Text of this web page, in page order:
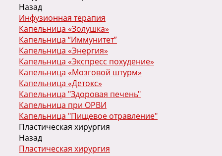
Назад
Инфузионная терапия
Капельница «Золушка»
Капельница “Иммунитет”
Капельница «Энергия»
Капельница «Экспресс похудение»
Капельница «Мозговой штурм»
Капельница «Детокс»
Капельница "Здоровая печень"
Капельница при ОРВИ
Капельница "Пищевое отравление"
Пластическая хирургия
Назад
Пластическая хирургия